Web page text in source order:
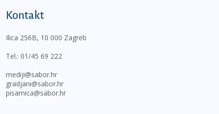
Kontakt
Ilica 256B, 10 000 Zagreb
Tel.: 01/45 69 222
mediji@sabor.hr
gradjani@sabor.hr
pisarnica@sabor.hr